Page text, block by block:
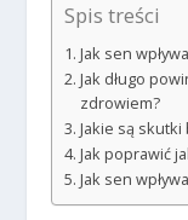
Spis treści
Jak sen
Jak długo
zdrowiem?
Jakie są
Jak poprawić
Jak sen